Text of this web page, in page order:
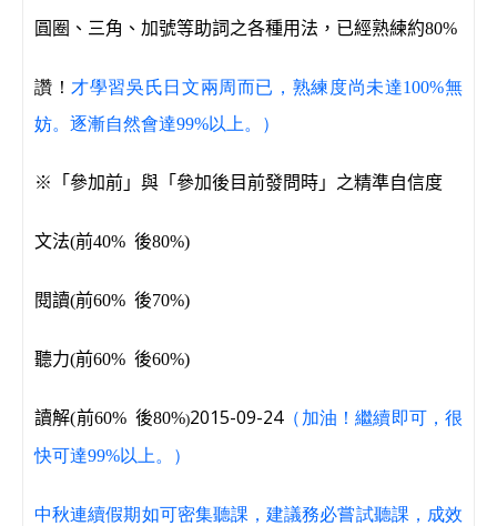
圓圈、三角、加號等助詞之各種用法，已經熟練約80%
讚！ 才學習吳氏日文兩周而已，熟練度尚未達100%無
妨。 逐漸自然會達99%以上。）
※「參加前」與「參加後目前發問時」之精準自信度
文法(前40% 後80%)
閱讀(前60% 後70%)
聽力(前60% 後60%)
讀解(前60% 後80%)2015-09-24（加油！繼續即可，很
快可達99%以上。）
中秋連續假期如可密集聽課，建議務必嘗試聽課，成效